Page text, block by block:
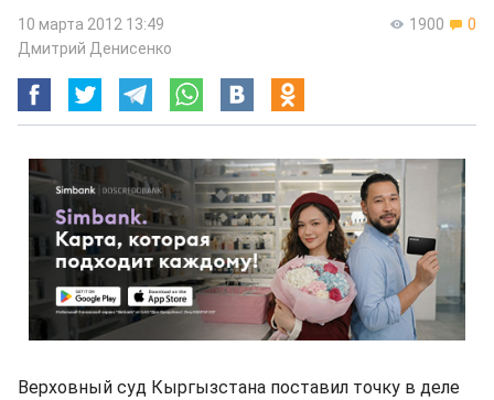
1900 0
10 марта 2012 13:49
Дмитрий Денисенко
Верховный суд Кыргызстана поставил точку в деле